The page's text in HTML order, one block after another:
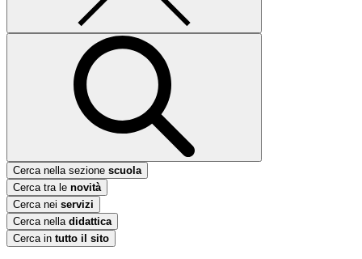
Cerca nella sezione scuola
Cerca tra le novità
Cerca nei servizi
Cerca nella didattica
Cerca in tutto il sito